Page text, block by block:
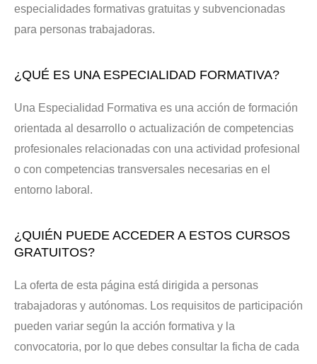
especialidades formativas gratuitas y subvencionadas
para personas trabajadoras.
¿QUÉ ES UNA ESPECIALIDAD FORMATIVA?
Una Especialidad Formativa es una acción de formación
orientada al desarrollo o actualización de competencias
profesionales relacionadas con una actividad profesional
o con competencias transversales necesarias en el
entorno laboral.
¿QUIÉN PUEDE ACCEDER A ESTOS CURSOS
GRATUITOS?
La oferta de esta página está dirigida a personas
trabajadoras y autónomas. Los requisitos de participación
pueden variar según la acción formativa y la
convocatoria, por lo que debes consultar la ficha de cada